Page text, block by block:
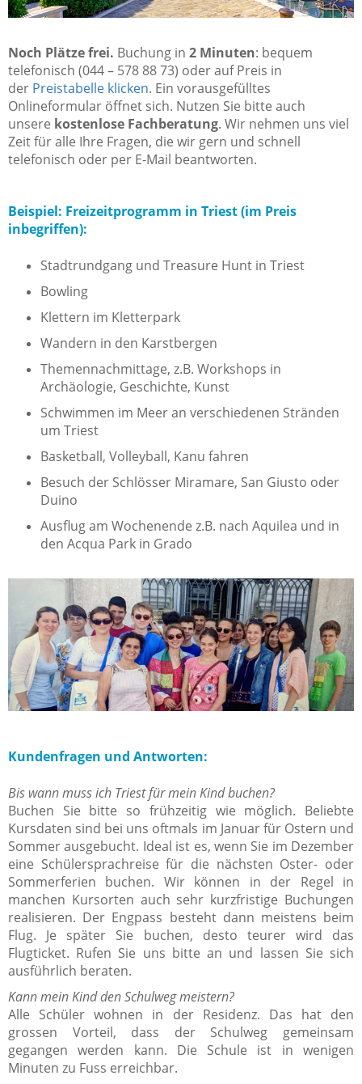
Noch Plätze frei. Buchung in 2 Minuten: bequem
telefonisch (044 – 578 88 73) oder auf Preis in
der Preistabelle klicken. Ein vorausgefülltes
Onlineformular öffnet sich. Nutzen Sie bitte auch
unsere kostenlose Fachberatung. Wir nehmen uns viel
Zeit für alle Ihre Fragen, die wir gern und schnell
telefonisch oder per E-Mail beantworten.
Beispiel: Freizeitprogramm in Triest (im Preis
inbegriffen):
Stadtrundgang und Treasure Hunt in Triest
Bowling
Klettern im Kletterpark
Wandern in den Karstbergen
Themennachmittage, z.B. Workshops in
Archäologie, Geschichte, Kunst
Schwimmen im Meer an verschiedenen Stränden
um Triest
Basketball, Volleyball, Kanu fahren
Besuch der Schlösser Miramare, San Giusto oder
Duino
Ausflug am Wochenende z.B. nach Aquilea und in
den Acqua Park in Grado
Kundenfragen und Antworten:
Bis wann muss ich Triest für mein Kind buchen?
Buchen Sie bitte so frühzeitig wie möglich. Beliebte
Kursdaten sind bei uns oftmals im Januar für Ostern und
Sommer ausgebucht. Ideal ist es, wenn Sie im Dezember
eine Schülersprachreise für die nächsten Oster- oder
Sommerferien buchen. Wir können in der Regel in
manchen Kursorten auch sehr kurzfristige Buchungen
realisieren. Der Engpass besteht dann meistens beim
Flug. Je später Sie buchen, desto teurer wird das
Flugticket. Rufen Sie uns bitte an und lassen Sie sich
ausführlich beraten.
Kann mein Kind den Schulweg meistern?
Alle Schüler wohnen in der Residenz. Das hat den
grossen Vorteil, dass der Schulweg gemeinsam
gegangen werden kann. Die Schule ist in wenigen
Minuten zu Fuss erreichbar.